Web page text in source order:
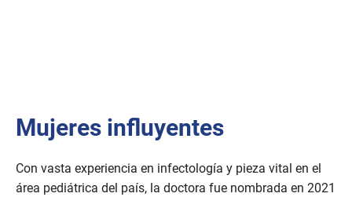
Mujeres influyentes
Con vasta experiencia en infectología y pieza vital en el
área pediátrica del país, la doctora fue nombrada en 2021